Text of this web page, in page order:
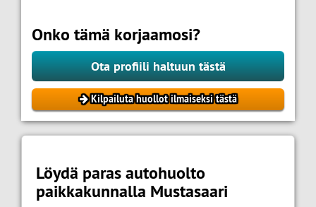
Onko tämä korjaamosi?
Ota profiili haltuun tästä
Kilpailuta huollot ilmaiseksi tästä
Löydä paras autohuolto
paikkakunnalla Mustasaari